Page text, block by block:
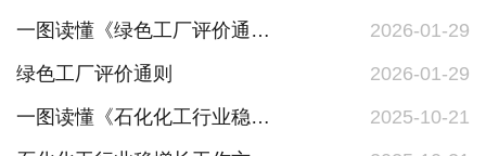
一图读懂《绿色工厂评价通则》
2026-01-29
绿色工厂评价通则
2026-01-29
一图读懂《石化化工行业稳增长工作方案（2025－2026年）》
2025-10-21